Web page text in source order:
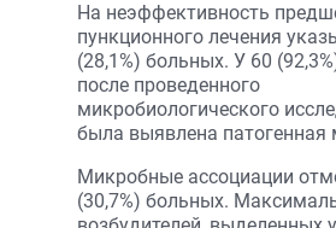
На неэффективность
пункционного лечения
(28,1%) больных. У 60
после проведенного
микробиологического
была выявлена
Микробные ассоциации
(30,7%) больных.